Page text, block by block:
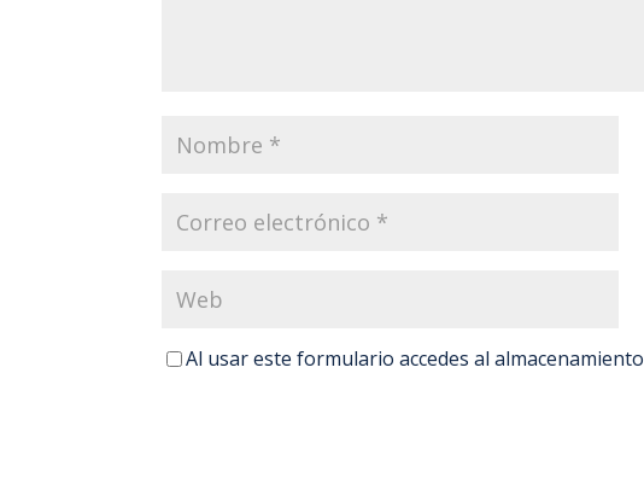
Al usar este formulario accedes al